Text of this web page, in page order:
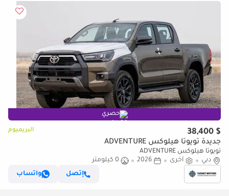
حصري
$ 38,400 البريميوم
جديدة تويوتا هيلوكس ADVENTURE
تويوتا هيلوكس ADVENTURE
دبي
أخرى 2026
0 كيلومتر
إتصل
واتساب